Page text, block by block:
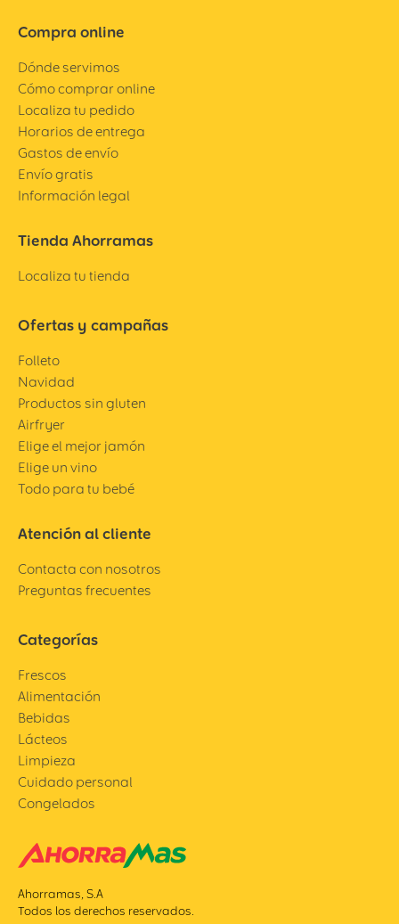
Compra online
Dónde servimos
Cómo comprar online
Localiza tu pedido
Horarios de entrega
Gastos de envío
Envío gratis
Información legal
Tienda Ahorramas
Localiza tu tienda
Ofertas y campañas
Folleto
Navidad
Productos sin gluten
Airfryer
Elige el mejor jamón
Elige un vino
Todo para tu bebé
Atención al cliente
Contacta con nosotros
Preguntas frecuentes
Categorías
Frescos
Alimentación
Bebidas
Lácteos
Limpieza
Cuidado personal
Congelados
Ahorramas, S.A
Todos los derechos reservados.